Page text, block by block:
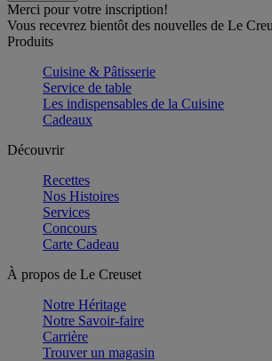
Merci pour votre inscription!
Vous recevrez bientôt des nouvelles de Le
Produits
Cuisine & Pâtisserie
Service de table
Les indispensables de la Cuisine
Cadeaux
Découvrir
Recettes
Nos Histoires
Services
Concours
Carte Cadeau
À propos de Le Creuset
Notre Héritage
Notre Savoir-faire
Carrière
Trouver un magasin